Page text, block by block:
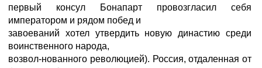
первый консул Бонапарт провозгласил себя
императором и рядом побед и
завоеваний хотел утвердить новую династию среди
воинственного народа,
возвол-нованного революцией). Россия, отдаленная от